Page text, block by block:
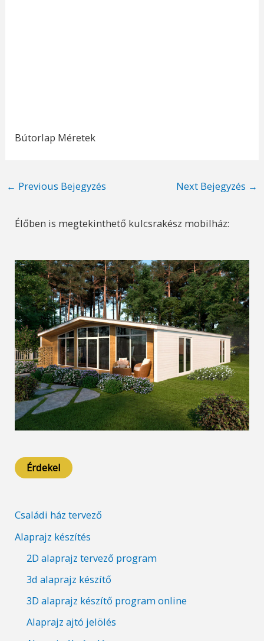
Bútorlap Méretek
Post
← Previous Bejegyzés Next Bejegyzés →
Élőben is megtekinthető kulcsrakész mobilház:
Érdekel
Családi ház tervező
Alaprajz készítés
2D alaprajz tervező program
3d alaprajz készítő
3D alaprajz készítő program online
Alaprajz ajtó jelölés